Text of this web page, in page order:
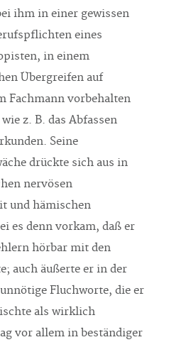
ihm in einer gewissen
eines
in einem
Übergreifen auf
Fachmann vorbehalten
z. B. das Abfassen
Seine
drückte sich aus in
nervösen
und hämischen
es denn vorkam, daß er
hörbar mit den
auch äußerte er in der
Fluchworte, die er
als wirklich
vor allem in beständiger